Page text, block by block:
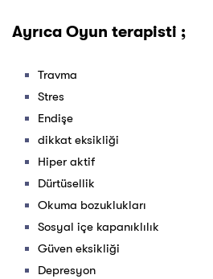
Ayrıca Oyun terapisti ;
Travma
Stres
Endişe
dikkat eksikliği
Hiper aktif
Dürtüsellik
Okuma bozuklukları
Sosyal içe kapanıklılık
Güven eksikliği
Depresyon